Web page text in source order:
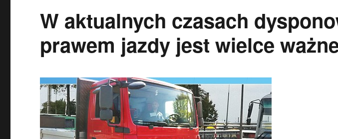
W aktualnych czasach
prawem jazdy jest wielce